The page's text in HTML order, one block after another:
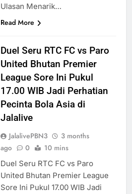
Ulasan Menarik…
Read More
Duel Seru RTC FC vs Paro
United Bhutan Premier
League Sore Ini Pukul
17.00 WIB Jadi Perhatian
Pecinta Bola Asia di
Jalalive
JalalivePBN3
3 months
ago
0 10 mins
Duel Seru RTC FC vs Paro
United Bhutan Premier League
Sore Ini Pukul 17.00 WIB Jadi